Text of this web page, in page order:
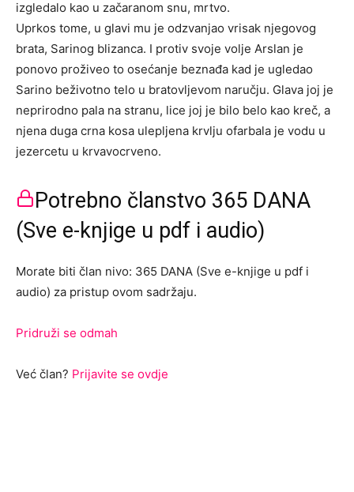
izgledalo kao u začaranom snu, mrtvo.
Uprkos tome, u glavi mu je odzvanjao vrisak njegovog
brata, Sarinog blizanca. I protiv svoje volje Arslan je
ponovo proživeo to osećanje beznađa kad je ugledao
Sarino beživotno telo u bratovljevom naručju. Glava joj je
neprirodno pala na stranu, lice joj je bilo belo kao kreč, a
njena duga crna kosa ulepljena krvlju ofarbala je vodu u
jezercetu u krvavocrveno.
Potrebno članstvo 365 DANA
(Sve e-knjige u pdf i audio)
Morate biti član nivo: 365 DANA (Sve e-knjige u pdf i
audio) za pristup ovom sadržaju.
Pridruži se odmah
Već član? Prijavite se ovdje